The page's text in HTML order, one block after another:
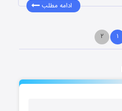
ادامه مطلب
۱ ۲